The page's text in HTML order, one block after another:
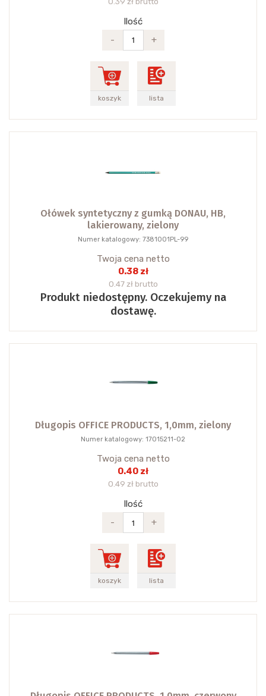
Ilość
-
+
koszyk lista
Ołówek syntetyczny z gumką DONAU, HB,
lakierowany, zielony
Numer katalogowy: 7381001PL-99
Twoja cena netto
0.38 zł
0.47 zł brutto
Produkt niedostępny. Oczekujemy na
dostawę.
Długopis OFFICE PRODUCTS, 1,0mm, zielony
Numer katalogowy: 17015211-02
Twoja cena netto
0.40 zł
0.49 zł brutto
Ilość
-
+
koszyk lista